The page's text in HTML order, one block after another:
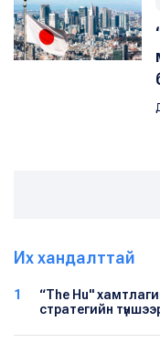
Их хандалттай
1
“The Hu"
стратегийн